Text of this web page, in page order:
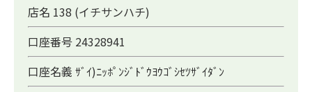
店名 138 (イチサンハチ)
口座番号 24328941
口座名義 ｻﾞｲ)ﾆｯﾎﾟﾝｼﾞﾄﾞｳﾖｳｺﾞｼｾﾂｻﾞｲﾀﾞﾝ